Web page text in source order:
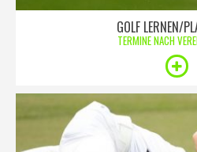
GOLF LERNEN/
TERMINE NACH